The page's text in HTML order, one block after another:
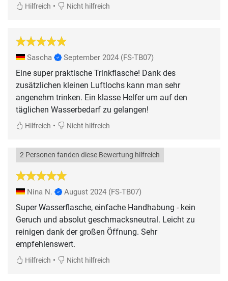
Hilfreich • Nicht hilfreich
Sascha September 2024 (FS-TB07)
Eine super praktische Trinkflasche! Dank des
zusätzlichen kleinen Luftlochs kann man sehr
angenehm trinken. Ein klasse Helfer um auf den
täglichen Wasserbedarf zu gelangen!
Hilfreich • Nicht hilfreich
2 Personen fanden diese Bewertung hilfreich
Nina N. August 2024 (FS-TB07)
Super Wasserflasche, einfache Handhabung - kein
Geruch und absolut geschmacksneutral. Leicht zu
reinigen dank der großen Öffnung. Sehr
empfehlenswert.
Hilfreich • Nicht hilfreich